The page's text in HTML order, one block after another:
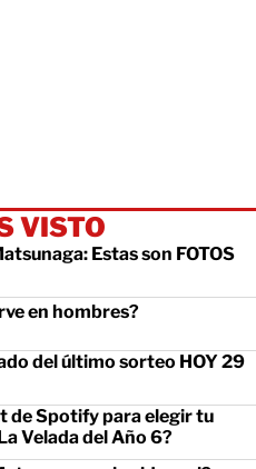
VISTO
Estas son FOTOS
en hombres?
del último sorteo HOY 29
de Spotify para elegir tu
Velada del Año 6?